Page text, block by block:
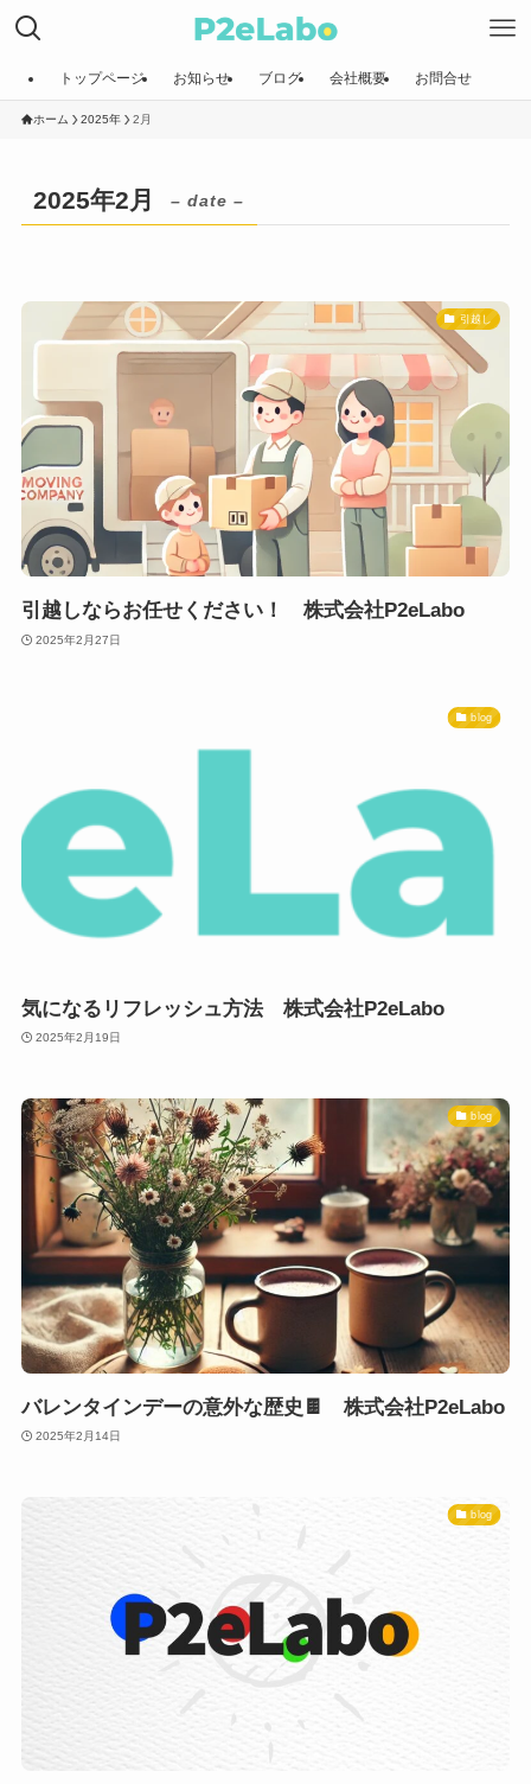
トップページ お知らせ ブログ 会社概要 お問合せ
ホーム 2025年 2月
2025年2月 – date –
引越し
引越しならお任せください！ 株式会社P2eLabo
2025年2月27日
blog
気になるリフレッシュ方法 株式会社P2eLabo
2025年2月19日
blog
バレンタインデーの意外な歴史🍫 株式会社P2eLabo
2025年2月14日
blog